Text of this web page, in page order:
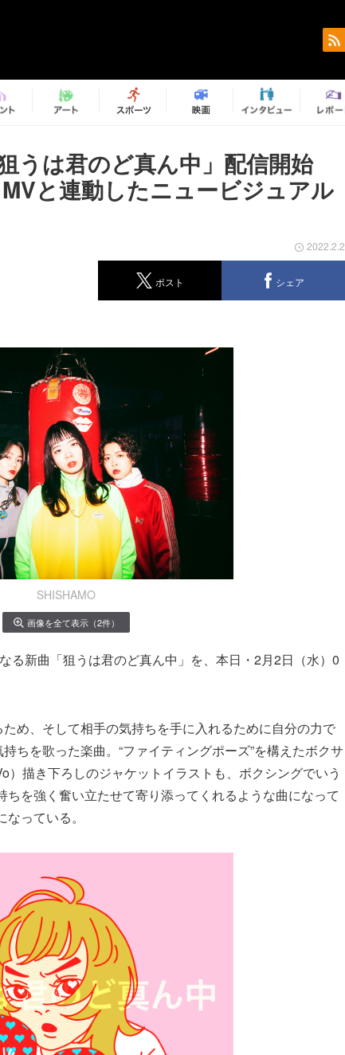
うは君のど真ん中」配信開始
と連動したニュービジュアル
2022.2.2
ポスト シェア
SHISHAMO
画像を全て表示（2件）
る新曲「狙うは君のど真ん中」を、本日・2月2日（水）0
め、そして相手の気持ちを手に入れるために自分の力で
ちを歌った楽曲。“ファイティングポーズ”を構えたボクサ
）描き下ろしのジャケットイラストも、ボクシングでいう
ちを強く奮い立たせて寄り添ってくれるような曲になって
っている。